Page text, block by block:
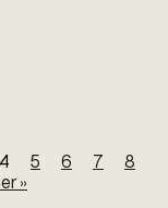
4 5 6 7
8
»